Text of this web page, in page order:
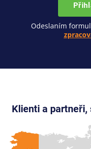
Odeslaním
Klienti a partneři,